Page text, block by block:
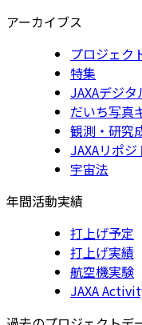
アーカイブス
プロジェク
特集
JAXAデジ
だいち写真
観測・研究
JAXAリポジ
宇宙法
年間活動実績
打上げ予定
打上げ実績
航空機実験
JAXA